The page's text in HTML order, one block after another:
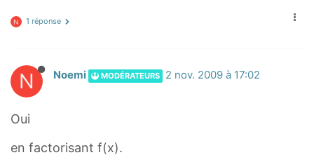
N 1 réponse
N Noemi MODÉRATEURS 2 nov. 2009 à 17:02
Oui
en factorisant f(x).